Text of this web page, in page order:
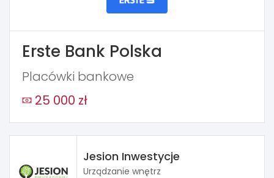
Erste Bank Polska
Placówki bankowe
25 000 zł
Jesion Inwestycje
Urządzanie wnętrz